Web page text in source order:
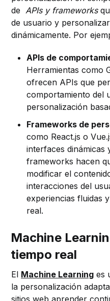
de APIs y frameworks
de usuario y
dinámicamente. Por
APIs de
Herramientas como
ofrecen APIs que
comportamiento del
personalización
Frameworks de
como React.js o
interfaces dinámicas
frameworks hacen
modificar el
interacciones del
experiencias fluidas
real.
Machine
tiempo real
El Machine Learning es
la personalización
sitios web aprender